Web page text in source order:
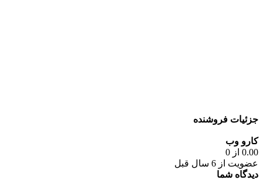
جزئیات فروشنده
کارو وب
0.00 از 0
عضویت از 6 سال قبل
دیدگاه شما